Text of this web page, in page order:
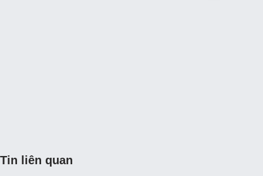
Tin liên quan